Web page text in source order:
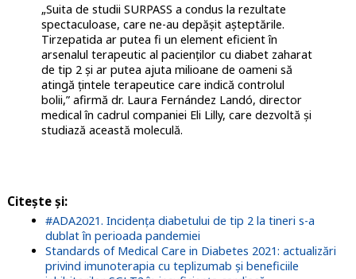
„Suita de studii SURPASS a condus la rezultate
spectaculoase, care ne-au depășit așteptările.
Tirzepatida ar putea fi un element eficient în
arsenalul terapeutic al pacienților cu diabet zaharat
de tip 2 și ar putea ajuta milioane de oameni să
atingă țintele terapeutice care indică controlul
bolii,” afirmă dr. Laura Fernández Landó, director
medical în cadrul companiei Eli Lilly, care dezvoltă și
studiază această moleculă.
Citește și:
#ADA2021. Incidența diabetului de tip 2 la tineri s-a
dublat în perioada pandemiei
Standards of Medical Care in Diabetes 2021: actualizări
privind imunoterapia cu teplizumab și beneficiile